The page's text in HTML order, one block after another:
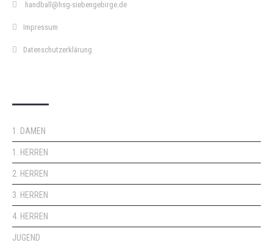
handball@hsg-siebengebirge.de
Impressum
Datenschutzerklärung
1. DAMEN
1. HERREN
2. HERREN
3. HERREN
4. HERREN
JUGEND